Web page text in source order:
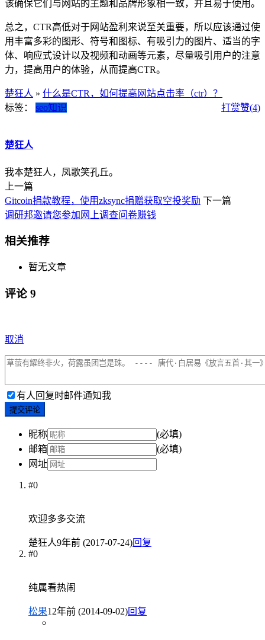
该确保它们与网站的主题和品牌形象相一致，并且易于使用。
总之，CTR高低对于网站盈利来说至关重要，所以应该通过使
用丰富多彩的图形、符号和图标、有吸引力的图片、适当的字
体、响应式设计以及视频和动画等元素，尽量吸引用户的注意
力，提高用户的体验，从而提高CTR。
楚狂人 » 什么是CTR，如何提高网站点击率（ctr）？
打赏赞(4)
标签： seo知识
楚狂人
我本楚狂人，凤歌笑孔丘。
上一篇
Gitcoin捐款教程，使用zksync捐赠获取空投奖励 下一篇
调研邦邀请您参加网上调查问卷赚钱
相关推荐
暂无文章
评论 9
取消
有人回复时邮件通知我
提交评论
昵称
(必填)
邮箱
(必填)
网址
#0
欢迎多多交流
楚狂人9年前 (2017-07-24)回复
#0
纯属看热闹
松果12年前 (2014-09-02)回复